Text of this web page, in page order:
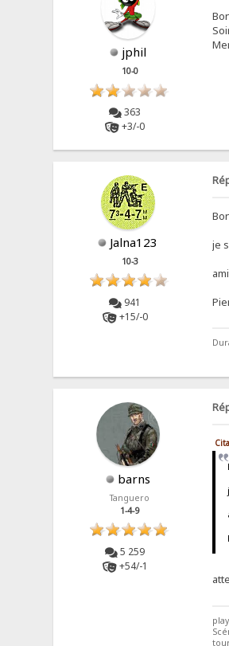
jphil
10-0
363
+3/-0
Jalna123
10-3
941
+15/-0
je
barns
Tanguero
1-4-9
5 259
+54/-1